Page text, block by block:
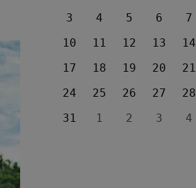
3
4 5 6 7
10
11 12 13 14
17
18 19 20 21
24
25 26 27 28
31
1 2 3 4